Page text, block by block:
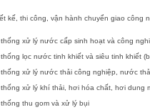
kế, thi công, vận hành chuyển giao công
xử lý nước cấp sinh hoạt và công
lọc nước tinh khiết và siêu tinh khiết
thống xử lý nước thải công nghiệp, nước
xử lý khí thải, hơi hóa chất, hơi dung
thu gom và xử lý bụi